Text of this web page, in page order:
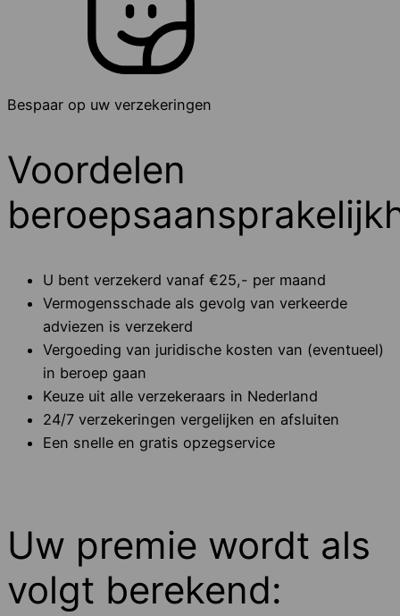
Bespaar op uw verzekeringen
Voordelen
U bent verzekerd vanaf €25,- per maand
Vermogensschade als gevolg van verkeerde
adviezen is verzekerd
Vergoeding van juridische kosten van (eventueel)
in beroep gaan
Keuze uit alle verzekeraars in Nederland
24/7 verzekeringen vergelijken en afsluiten
Een snelle en gratis opzegservice
Uw premie wordt als
volgt berekend: